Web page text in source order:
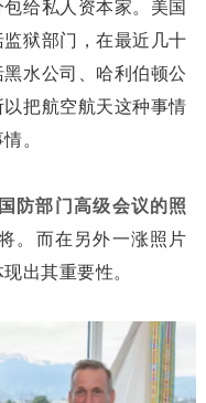
给私人资本家。美国
狱部门，在最近几十
水公司、哈利伯顿公
把航空航天这种事情
。
防部门高级会议的照
。而在另外一涨照片
出其重要性。